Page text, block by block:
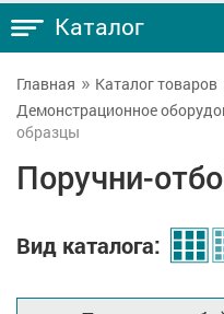
Каталог
Главная
Каталог товаров
Демонстрационное
образцы
Поручни-
Вид каталога: